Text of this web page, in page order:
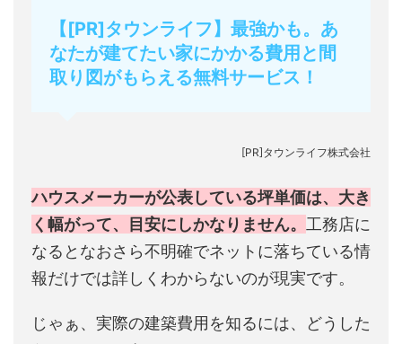
【[PR]タウンライフ】最強かも。あ
なたが建てたい家にかかる費用と間
取り図がもらえる無料サービス！
[PR]タウンライフ株式会社
ハウスメーカーが公表している坪単価は、大き
く幅がって、目安にしかなりません。 工務店に
なるとなおさら不明確でネットに落ちている情
報だけでは詳しくわからないのが現実です。
じゃぁ、実際の建築費用を知るには、どうした